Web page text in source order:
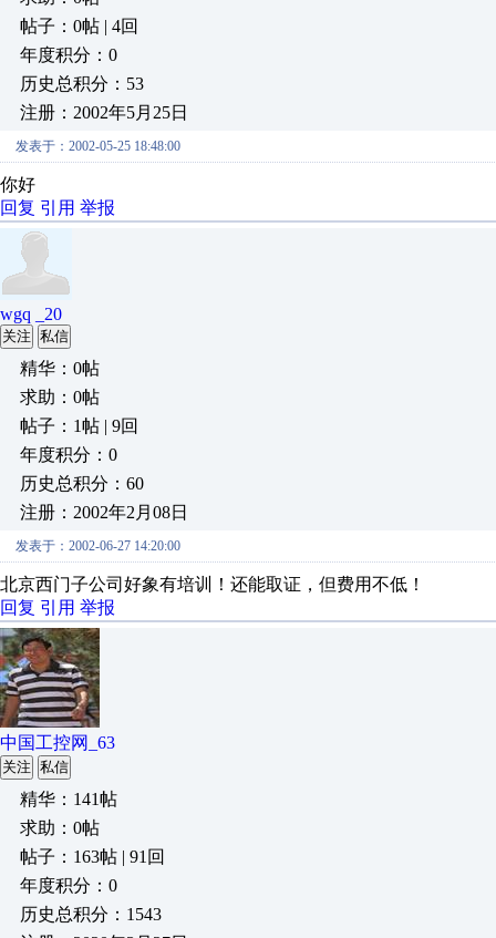
帖子：0帖 | 4回
年度积分：0
历史总积分：53
注册：2002年5月25日
发表于：2002-05-25 18:48:00
你好
回复 引用 举报
wgq _20
关注 私信
精华：0帖
求助：0帖
帖子：1帖 | 9回
年度积分：0
历史总积分：60
注册：2002年2月08日
发表于：2002-06-27 14:20:00
北京西门子公司好象有培训！还能取证，但费用不低！
回复 引用 举报
中国工控网_63
关注 私信
精华：141帖
求助：0帖
帖子：163帖 | 91回
年度积分：0
历史总积分：1543